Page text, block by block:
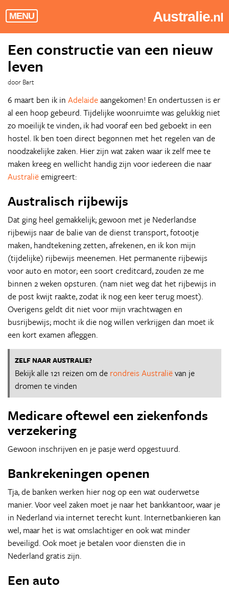
MENU Australie.nl
Een constructie van een nieuw
leven
door Bart
6 maart ben ik in Adelaideaangekomen! En ondertussen is er
al een hoop gebeurd. Tijdelijke woonruimte was gelukkig niet
zo moeilijk te vinden, ik had vooraf een bed geboekt in een
hostel. Ik ben toen direct begonnen met het regelen van de
noodzakelijke zaken. Hier zijn wat zaken waar ik zelf mee te
maken kreeg en wellicht handig zijn voor iedereen die naar
Australiëemigreert:
Australisch rijbewijs
Dat ging heel gemakkelijk; gewoon met je Nederlandse
rijbewijs naar de balie van de dienst transport, fotootje
maken, handtekening zetten, afrekenen, en ik kon mijn
(tijdelijke) rijbewijs meenemen. Het permanente rijbewijs
voor auto en motor; een soort creditcard, zouden ze me
binnen 2 weken opsturen. (nam niet weg dat het rijbewijs in
de post kwijt raakte, zodat ik nog een keer terug moest).
Overigens geldt dit niet voor mijn vrachtwagen en
busrijbewijs; mocht ik die nog willen verkrijgen dan moet ik
een kort examen afleggen.
ZELF NAAR AUSTRALIE?
Bekijk alle 121 reizen om de rondreis Australiëvan je
dromen te vinden
Medicare oftewel een ziekenfonds
verzekering
Gewoon inschrijven en je pasje werd opgestuurd.
Bankrekeningen openen
Tja, de banken werken hier nog op een wat ouderwetse
manier. Voor veel zaken moet je naar het bankkantoor, waar je
in Nederland via internet terecht kunt. Internetbankieren kan
wel, maar het is wat omslachtiger en ook wat minder
beveiligd. Ook moet je betalen voor diensten die in
Nederland gratis zijn.
Een auto